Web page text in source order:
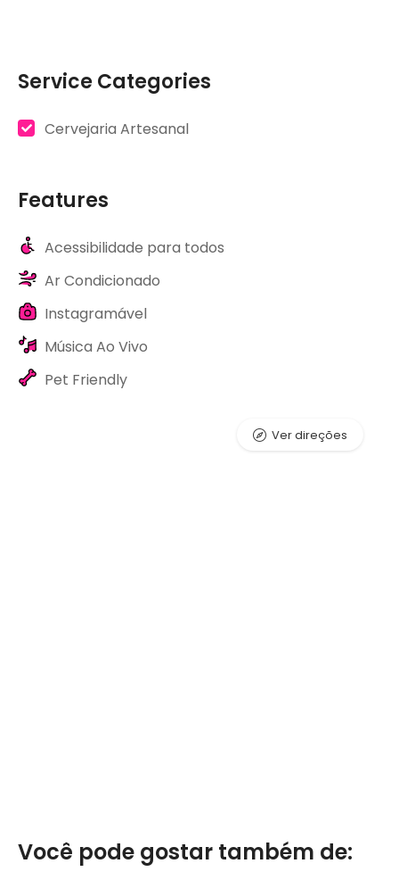
Service Categories
Cervejaria Artesanal
Features
Acessibilidade para todos
Ar Condicionado
Instagramável
Música Ao Vivo
Pet Friendly
Ver direções
Você pode gostar também de: